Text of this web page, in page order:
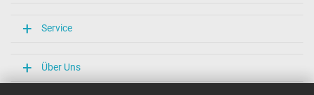
Service
Über Uns